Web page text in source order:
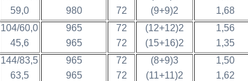
59,0
980
72
(9+9)2
1,68
104/60,0
45,6
965
965
72
72
(12+12)2
(15+16)2
1,56
1,35
144/83,5
63,5
965
965
72
72
(8+9)3
(11+11)2
1,50
1,62